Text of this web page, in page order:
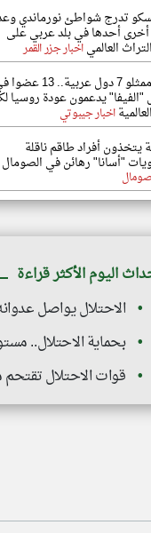
تدرج شواطئ نورماندي
أحدها في بلد عربي على
العالمياخبار جزر القمر
بينهم ممثلو 7 دول عربية.. 13
يدعمون عودة روسيا
اخبار جيبوتي
يتخذون أفراد طاقم ناقلة
"أسانا" رهائن في الصومال
اليوم الأكثر قراءة
الاحتلال يواصل
بحماية الاحتلال..
قوات الاحتلال